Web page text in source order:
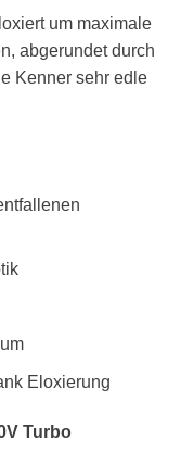
um maximale
abgerundet durch
Kenner sehr edle
Eloxierung
Turbo